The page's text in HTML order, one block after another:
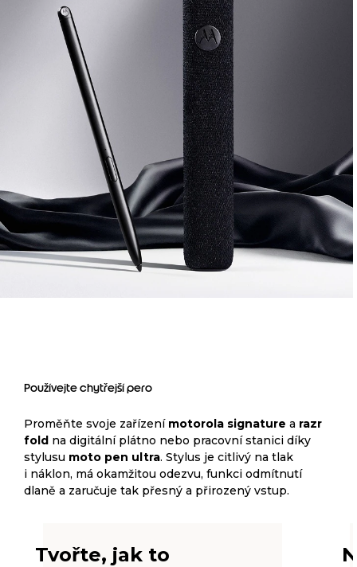
Používejte chytřejší pero
Proměňte svoje zařízení motorola signature a razr
fold na digitální plátno nebo pracovní stanici díky
stylusu moto pen ultra. Stylus je citlivý na tlak
i náklon, má okamžitou odezvu, funkci odmítnutí
dlaně a zaručuje tak přesný a přirozený vstup.
Tvořte, jak to